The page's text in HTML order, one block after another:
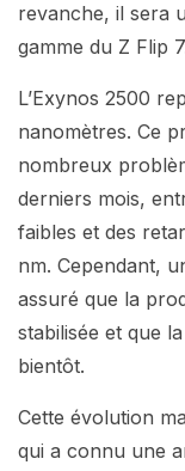
revanche, il sera
gamme du Z Flip
L’Exynos 2500
nanomètres. Ce
nombreux
derniers mois,
faibles et des
nm. Cependant,
assuré que la
stabilisée et que
bientôt.
Cette évolution
qui a connu une